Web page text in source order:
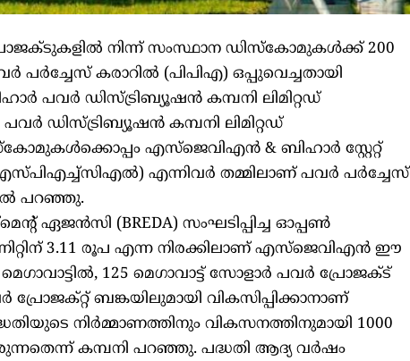
നിന്ന് സംസ്ഥാന ഡിസ്കോമുകൾക്ക് 200
പർച്ചേസ് കരാറിൽ (പിപിഎ) ഒപ്പുവെച്ചതായി
പവർ ഡിസ്ട്രിബ്യൂഷൻ കമ്പനി ലിമിറ്റഡ്
ഡിസ്ട്രിബ്യൂഷൻ കമ്പനി ലിമിറ്റഡ്
എസ്‌ജെവിഎൻ & ബിഹാർ സ്റ്റേറ്റ്
എന്നിവർ തമ്മിലാണ് പവർ പർച്ചേസ്
പറഞ്ഞു.
ഏജൻസി (BREDA) സംഘടിപ്പിച്ച ഓപ്പൺ
യൂണിറ്റിന് 3.11 രൂപ എന്ന നിരക്കിലാണ് എസ്‌ജെവിഎൻ ഈ
125 മെഗാവാട്ട് സോളാർ പവർ പ്രോജക്ട്
പ്രോജക്റ്റ് ബങ്കയിലുമായി വികസിപ്പിക്കാനാണ്
നിർമ്മാണത്തിനും വികസനത്തിനുമായി 1000
കമ്പനി പറഞ്ഞു. പദ്ധതി ആദ്യ വർഷം